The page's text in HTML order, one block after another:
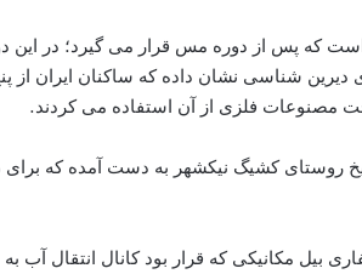
که پس از دوره مس قرار می گیرد؛ در این
شناسی نشان داده که ساکنان ایران از
مصنوعات فلزی از آن استفاده می کردند.
روستای کشیگ نیکشهر به دست آمده که
کشیگ در سال 91 و بر اثر حفاری بیل مکانیکی که قرار بود کانال